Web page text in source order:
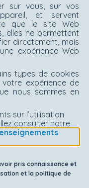
sur vous, sur vos
et servent
que le site Web
elles ne permettent
directement, mais
expérience Web
types de cookies
expérience de
nous sommes en
sur l’utilisation
consulter notre
pris connaissance et
et la politique de